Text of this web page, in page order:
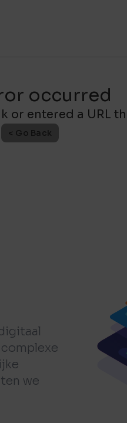
occurred
or entered a URL
< Go Back
we